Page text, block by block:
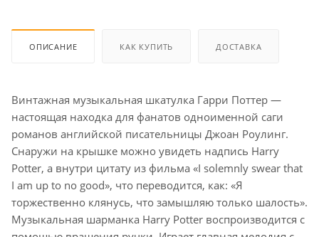
ОПИСАНИЕ КАК КУПИТЬ ДОСТАВКА
Винтажная музыкальная шкатулка Гарри Поттер —
настоящая находка для фанатов одноименной саги
романов английской писательницы Джоан Роулинг.
Снаружи на крышке можно увидеть надпись Harry
Potter, а внутри цитату из фильма «I solemnly swear that
I am up to no good», что переводится, как: «Я
торжественно клянусь, что замышляю только шалость».
Музыкальная шарманка Harry Potter воспроизводится с